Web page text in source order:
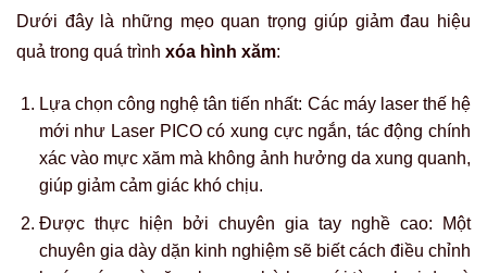
Dưới đây là những mẹo quan trọng giúp giảm đau hiệu
quả trong quá trình xóa hình xăm:
Lựa chọn công nghệ tân tiến nhất: Các máy laser thế hệ
mới như Laser PICO có xung cực ngắn, tác động chính
xác vào mực xăm mà không ảnh hưởng da xung quanh,
giúp giảm cảm giác khó chịu.
Được thực hiện bởi chuyên gia tay nghề cao: Một
chuyên gia dày dặn kinh nghiệm sẽ biết cách điều chỉnh